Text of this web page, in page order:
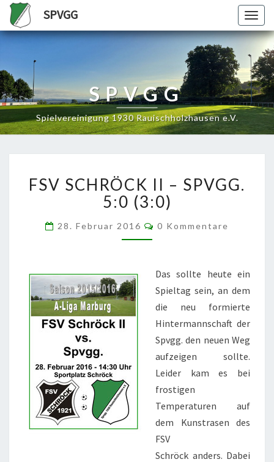
SPVGG
SPVGG
Spielvereinigung 1930 Rauischholzhausen e.V.
SCHRÖCK
II
–
SPVGG.
5:0
FSV SCHRÖCK II – SPVGG.
5:0 (3:0)
28. Februar 2016 Kommentare
0 Kommentare
Das sollte heute ein
Spieltag sein, an dem
die neu formierte
Hintermannschaft der
Spvgg. den neuen Weg
aufzeigen sollte.
Leider kam es bei
frostigen
Temperaturen auf
dem Kunstrasen des
FSV
Schröck anders. Dabei